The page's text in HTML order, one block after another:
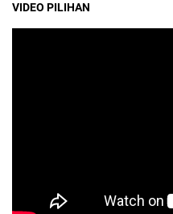
VIDEO PILIHAN